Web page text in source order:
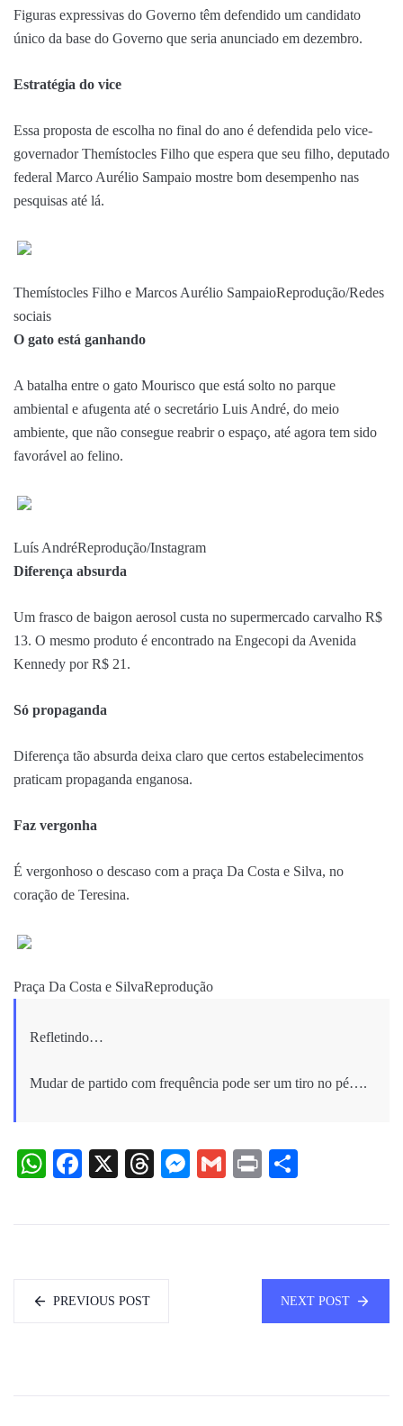
Figuras expressivas do Governo têm defendido um candidato
único da base do Governo que seria anunciado em dezembro.
Estratégia do vice
Essa proposta de escolha no final do ano é defendida pelo vice-
governador Themístocles Filho que espera que seu filho, deputado
federal Marco Aurélio Sampaio mostre bom desempenho nas
pesquisas até lá.
Themístocles Filho e Marcos Aurélio SampaioReprodução/Redes
sociais
O gato está ganhando
A batalha entre o gato Mourisco que está solto no parque
ambiental e afugenta até o secretário Luis André, do meio
ambiente, que não consegue reabrir o espaço, até agora tem sido
favorável ao felino.
Luís AndréReprodução/Instagram
Diferença absurda
Um frasco de baigon aerosol custa no supermercado carvalho R$
13. O mesmo produto é encontrado na Engecopi da Avenida
Kennedy por R$ 21.
Só propaganda
Diferença tão absurda deixa claro que certos estabelecimentos
praticam propaganda enganosa.
Faz vergonha
É vergonhoso o descaso com a praça Da Costa e Silva, no
coração de Teresina.
Praça Da Costa e SilvaReprodução
Refletindo…
Mudar de partido com frequência pode ser um tiro no pé….
WhatsApp
Facebook
X Threads
Messenger
Gmail
Print
PREVIOUS POST NEXT POST